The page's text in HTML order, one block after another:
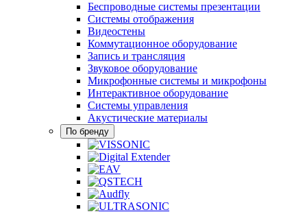
Беспроводные системы презентации
Системы отображения
Видеостены
Коммутационное оборудование
Запись и трансляция
Звуковое оборудование
Микрофонные системы и микрофоны
Интерактивное оборудование
Системы управления
Акустические материалы
По бренду